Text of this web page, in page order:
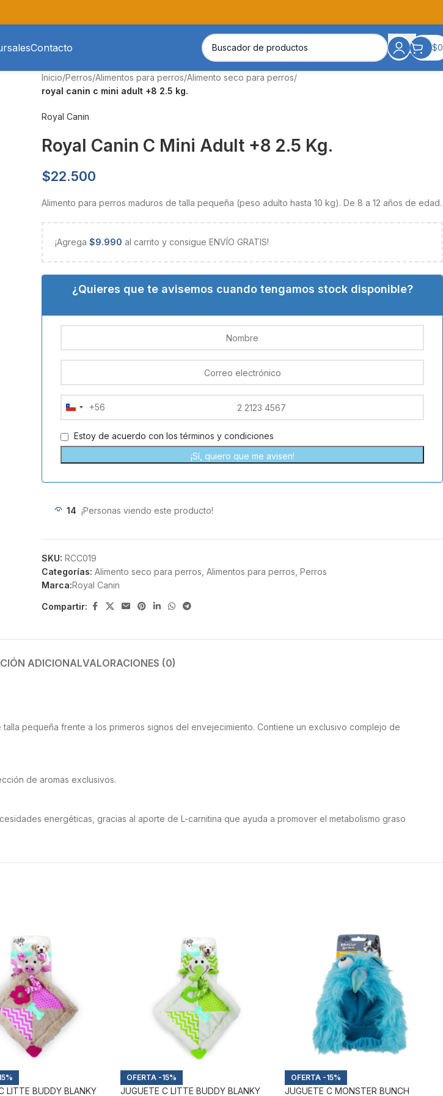
Contacto $0
Inicio/Perros/Alimentos para perros/Alimento seco para perros/
royal canin c mini adult +8 2.5 kg.
Royal Canin
Royal Canin C Mini Adult +8 2.5 Kg.
$22.500
Alimento para perros maduros de talla pequeña (peso adulto hasta 10 kg). De 8 a 12 años de edad.
¡Agrega $9.990 al carrito y consigue ENVÍO GRATIS!
¿Quieres que te avisemos cuando tengamos stock disponible?
Chile
+56
+56
Estoy de acuerdo con lostérminos y condiciones
¡Sí, quiero que me avisen!
14 ¡Personas viendo este producto!
SKU: RCC019
Categorías: Alimento seco para perros Alimentos para perros Perros
Marca:Royal Canin
Compartir:
ADICIONALVALORACIONES (0)
pequeña frente a los primeros signos del envejecimiento. Contiene un exclusivo complejo de
de aromas exclusivos.
energéticas, gracias al aporte de L-carnitina que ayuda a promover el metabolismo graso
LITTE BUDDY BLANKY
-15%
JUGUETE C LITTE BUDDY BLANKY
-15%
JUGUETE C MONSTER BUNCH